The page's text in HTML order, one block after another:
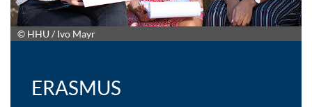
© HHU / Ivo Mayr
ERASMUS